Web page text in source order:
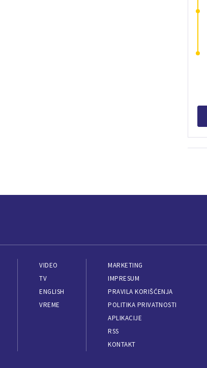
VIDEO
TV
ENGLISH
VREME
MARKETING
IMPRESUM
PRAVILA KORIŠĆENJA
POLITIKA PRIVATNOSTI
APLIKACIJE
RSS
KONTAKT